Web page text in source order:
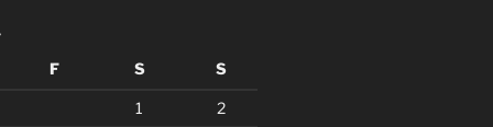
F
S S
1
2